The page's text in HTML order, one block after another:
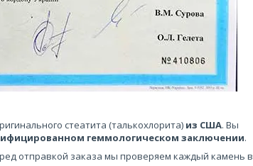
стеатита (талькохлорита) из США. Вы
геммологическом заключении.
отправкой заказа мы проверяем каждый камень в